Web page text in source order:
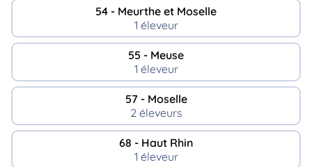
54 - Meurthe et Moselle
1 éleveur
55 - Meuse
1 éleveur
57 - Moselle
2 éleveurs
68 - Haut Rhin
1 éleveur